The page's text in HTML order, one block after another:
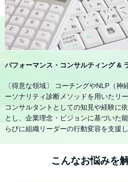
パフォーマンス・コンサルティング &
〔得意な領域〕 コーチングやNLP（
ーソナリティ診断メソッドを用いたリ
コンサルタントとしての知見や経験に
とし、企業理念・ビジョンに基づいた
らびに組織リーダーの行動変容を支援し
こんなお悩みを